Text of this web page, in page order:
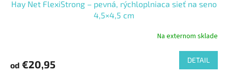
Hay Net FlexiStrong – pevná, rýchloplniaca sieť na seno
4,5×4,5 cm
Na externom sklade
od €20,95 DETAIL